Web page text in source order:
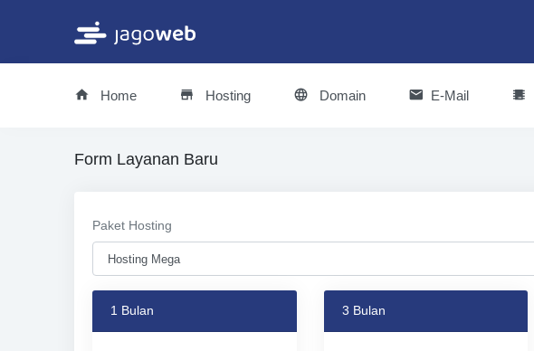
Home Hosting Domain E-Mail
Form Layanan Baru
Paket Hosting
1 Bulan 3 Bulan